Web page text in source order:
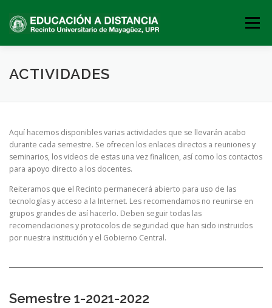
Menu
OFERTA DOCENTES
ACTIVIDADES
Aquí hacemos disponibles varias actividades que se llevarán acabo
durante cada semestre. Se ofrecen los enlaces directos a reuniones y
seminarios, los videos de estas una vez finalicen, así como los contactos
para apoyo directo a los docentes.
Reiteramos que el Recinto permanecerá abierto para uso de las
tecnologías y acceso a la Internet. Les recomendamos no reunirse en
grupos grandes de así hacerlo. Deben seguir todas las
recomendaciones y protocolos de seguridad que han sido instruidos
por nuestra institución y el Gobierno Central.
Semestre 1-2021-2022